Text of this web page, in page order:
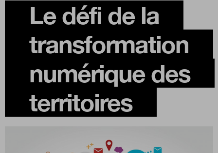
Rubriques
Numéros
Le défi de la
transformation
numérique des
territoires